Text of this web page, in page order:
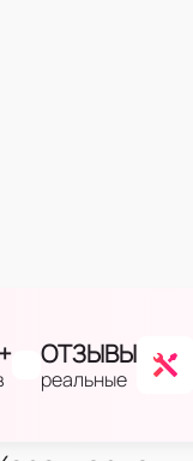
ОТЗЫВЫ
реальные